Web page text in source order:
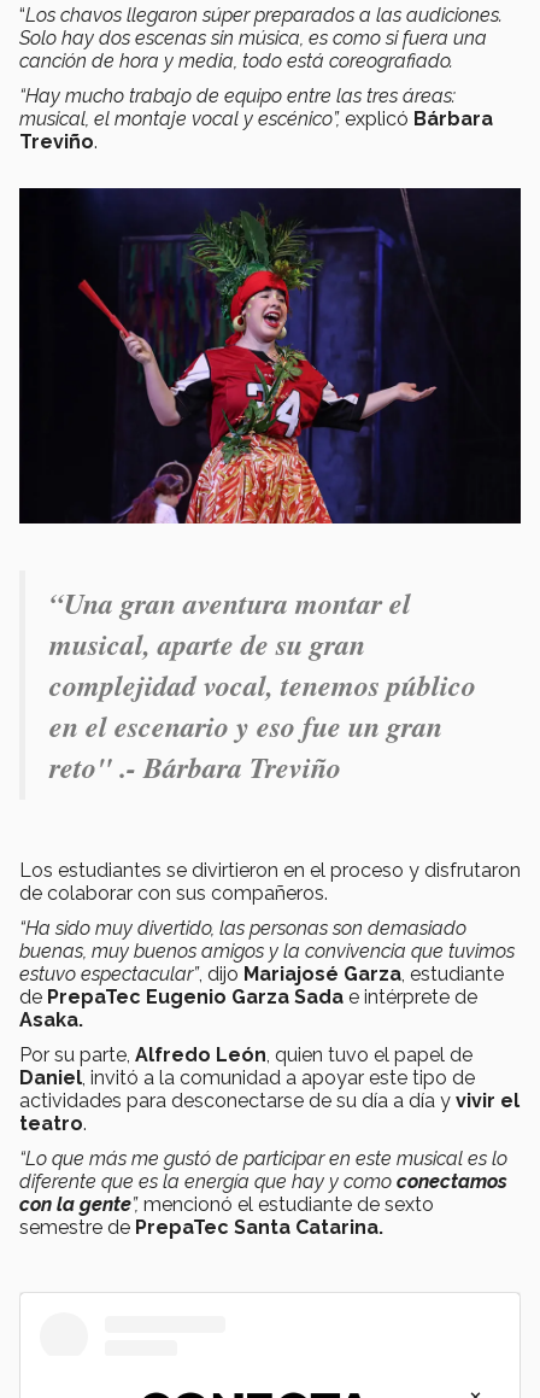
“Los chavos llegaron súper preparados a las audiciones.
Solo hay dos escenas sin música, es como si fuera una
canción de hora y media, todo está coreografiado.
“Hay mucho trabajo de equipo entre las tres áreas:
musical, el montaje vocal y escénico”, explicó Bárbara
Treviño.
“Una gran aventura montar el
musical, aparte de su gran
complejidad vocal, tenemos público
en el escenario y eso fue un gran
reto" .- Bárbara Treviño
Los estudiantes se divirtieron en el proceso y disfrutaron
de colaborar con sus compañeros.
“Ha sido muy divertido, las personas son demasiado
buenas, muy buenos amigos y la convivencia que tuvimos
estuvo espectacular”, dijo Mariajosé Garza , estudiante
de PrepaTec Eugenio Garza Sada e intérprete de
Asaka.
Por su parte, Alfredo León , quien tuvo el papel de
Daniel , invitó a la comunidad a apoyar este tipo de
actividades para desconectarse de su día a día y vivir el
teatro.
“Lo que más me gustó de participar en este musical es lo
diferente que es la energía que hay y como conectamos
con la gente”, mencionó el estudiante de sexto
semestre de PrepaTec Santa Catarina.